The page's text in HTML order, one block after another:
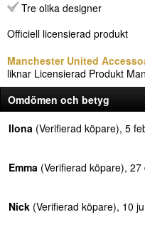
Tre olika designer
Officiell licensierad produkt
Manchester United
liknar Licensierad Produkt
Omdömen och betyg
Ilona (Verifierad köpare), 5
Emma (Verifierad köpare),
Nick (Verifierad köpare), 10